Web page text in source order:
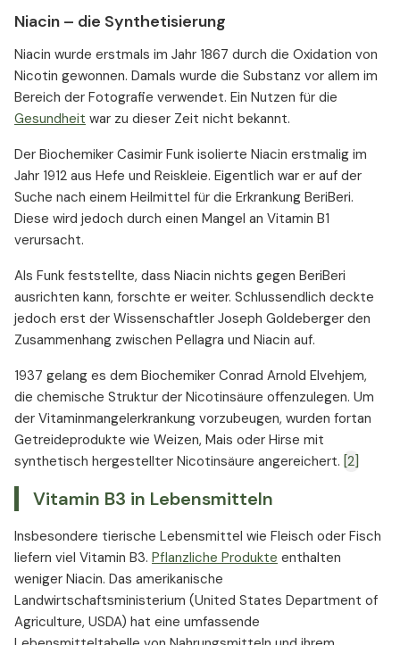
Niacin – die Synthetisierung
Niacin wurde erstmals im Jahr 1867 durch die Oxidation von
Nicotin gewonnen. Damals wurde die Substanz vor allem im
Bereich der Fotografie verwendet. Ein Nutzen für die
Gesundheit war zu dieser Zeit nicht bekannt.
Der Biochemiker Casimir Funk isolierte Niacin erstmalig im
Jahr 1912 aus Hefe und Reiskleie. Eigentlich war er auf der
Suche nach einem Heilmittel für die Erkrankung BeriBeri.
Diese wird jedoch durch einen Mangel an Vitamin B1
verursacht.
Als Funk feststellte, dass Niacin nichts gegen BeriBeri
ausrichten kann, forschte er weiter. Schlussendlich deckte
jedoch erst der Wissenschaftler Joseph Goldeberger den
Zusammenhang zwischen Pellagra und Niacin auf.
1937 gelang es dem Biochemiker Conrad Arnold Elvehjem,
die chemische Struktur der Nicotinsäure offenzulegen. Um
der Vitaminmangelerkrankung vorzubeugen, wurden fortan
Getreideprodukte wie Weizen, Mais oder Hirse mit
synthetisch hergestellter Nicotinsäure angereichert. [2]
Vitamin B3 in Lebensmitteln
Insbesondere tierische Lebensmittel wie Fleisch oder Fisch
liefern viel Vitamin B3. Pflanzliche Produkte enthalten
weniger Niacin. Das amerikanische
Landwirtschaftsministerium (United States Department of
Agriculture, USDA) hat eine umfassende